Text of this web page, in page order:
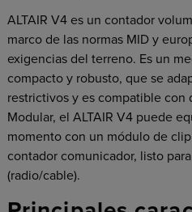
ALTAIR V4 es un contador
marco de las normas MID y
exigencias del terreno. Es un
compacto y robusto, que se
restrictivos y es compatible con
Modular, el ALTAIR V4 puede
momento con un módulo de
contador comunicador, listo
(radio/cable).